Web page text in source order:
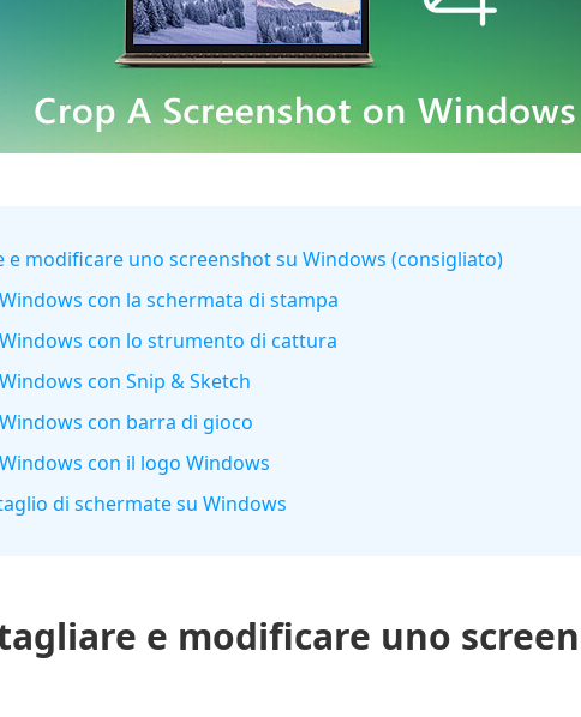
e modificare uno screenshot su Windows (consigliato)
con la schermata di stampa
con lo strumento di cattura
con Snip & Sketch
con barra di gioco
con il logo Windows
di schermate su Windows
e modificare uno